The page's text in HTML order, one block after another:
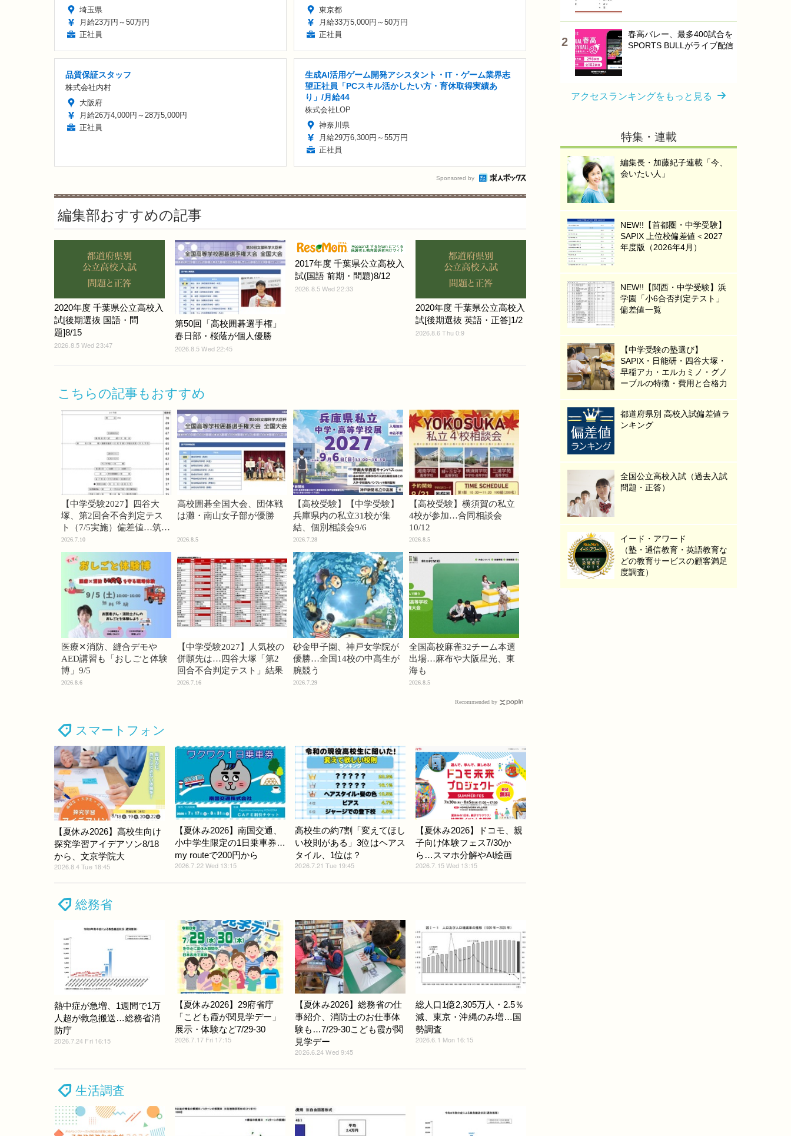
埼玉県
月給23万円～50万円
正社員
東京都
月給33万5,000円～50万円
正社員
品質保証スタッフ
株式会社内村
大阪府
月給26万4,000円～28万5,000円
正社員
生成AI活用ゲーム開発アシスタント・IT・ゲーム業界志
望正社員「PCスキル活かしたい方・育休取得実績あ
り」/月給44
株式会社LOP
神奈川県
月給29万6,300円～55万円
正社員
Sponsored by
編集部おすすめの記事
2020年度 千葉県公立高校入
試[後期選抜 国語・問
題]8/15
2026.8.5 Wed 23:47
第50回「高校囲碁選手権」
春日部・桜蔭が個人優勝
2026.8.5 Wed 22:45
2017年度 千葉県公立高校入
試(国語 前期・問題)8/12
2026.8.5 Wed 22:33
2020年度 千葉県公立高校入
試[後期選抜 英語・正答]1/2
2026.8.6 Thu 0:9
こちらの記事もおすすめ
【中学受験2027】四谷大
塚、第2回合不合判定テス
ト（7/5実施）偏差値…筑駒
74・桜蔭70＜PR＞
2026.7.10
高校囲碁全国大会、団体戦
は灘・南山女子部が優勝
2026.8.5
【高校受験】【中学受験】
兵庫県内の私立31校が集
結、個別相談会9/6
2026.7.28
【高校受験】横須賀の私立
4校が参加…合同相談会
10/12
2026.8.5
医療✕消防、縫合デモや
AED講習も「おしごと体験
博」9/5
2026.8.6
【中学受験2027】人気校の
併願先は…四谷大塚「第2
回合不合判定テスト」結果
2026.7.16
砂金甲子園、神戸女学院が
優勝…全国14校の中高生が
腕競う
2026.7.29
全国高校麻雀32チーム本選
出場…麻布や大阪星光、東
海も
2026.8.5
Recommended by
スマートフォン
【夏休み2026】高校生向け
探究学習アイデアソン8/18
から、文京学院大
2026.8.4 Tue 18:45
【夏休み2026】南国交通、
小中学生限定の1日乗車券…
my routeで200円から
2026.7.22 Wed 13:15
高校生の約7割「変えてほし
い校則がある」3位はヘアス
タイル、1位は？
2026.7.21 Tue 19:45
【夏休み2026】ドコモ、親
子向け体験フェス7/30か
ら…スマホ分解やAI絵画
2026.7.15 Wed 13:15
総務省
熱中症が急増、1週間で1万
人超が救急搬送…総務省消
防庁
2026.7.24 Fri 16:15
【夏休み2026】29府省庁
「こども霞が関見学デー」
展示・体験など7/29-30
2026.7.17 Fri 17:15
【夏休み2026】総務省の仕
事紹介、消防士のお仕事体
験も…7/29-30こども霞が関
見学デー
2026.6.24 Wed 9:45
総人口1億2,305万人・2.5％
減、東京・沖縄のみ増…国
勢調査
2026.6.1 Mon 16:15
生活調査
春高バレー、最多400試合を
SPORTS BULLがライブ配信
アクセスランキングをもっと見る
特集・連載
編集長・加藤紀子連載「今、
会いたい人」
NEW!!【首都圏・中学受験】
SAPIX 上位校偏差値＜2027
年度版（2026年4月）
NEW!!【関西・中学受験】浜
学園「小6合否判定テスト」
偏差値一覧
【中学受験の塾選び】
SAPIX・日能研・四谷大塚・
早稲アカ・エルカミノ・グノ
ーブルの特徴・費用と合格力
都道府県別 高校入試偏差値ラ
ンキング
全国公立高校入試（過去入試
問題・正答）
イード・アワード
（塾・通信教育・英語教育な
どの教育サービスの顧客満足
度調査）